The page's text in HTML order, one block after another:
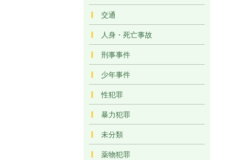
交通
人身・死亡事故
刑事事件
少年事件
性犯罪
暴力犯罪
未分類
薬物犯罪